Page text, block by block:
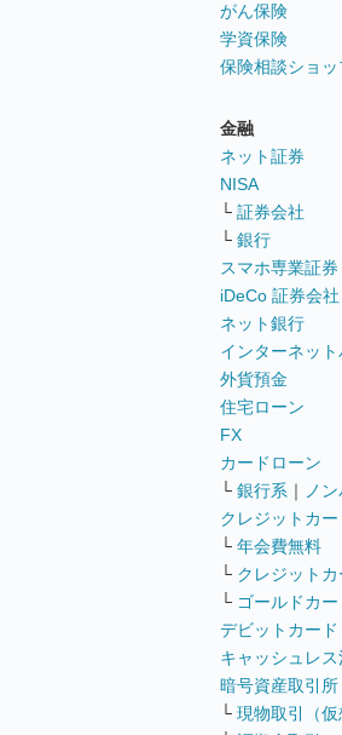
がん保険
学資保険
保険相談ショッ
金融
ネット証券
NISA
└ 証券会社
└ 銀行
スマホ専業証券
iDeCo 証券会社
ネット銀行
インターネッ
外貨預金
住宅ローン
FX
カードローン
└ 銀行系 ｜
ノ
クレジットカー
└ 年会費無料
└ クレジットカ
└ ゴールドカー
デビットカード
キャッシュレス
暗号資産取引所
└ 現物取引（仮